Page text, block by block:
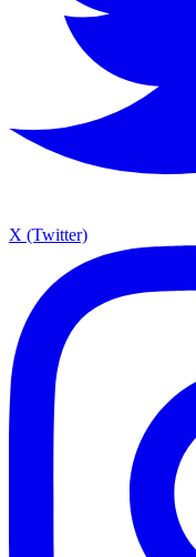
X (Twitter)